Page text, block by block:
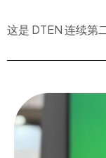
这是 DTEN 连续第